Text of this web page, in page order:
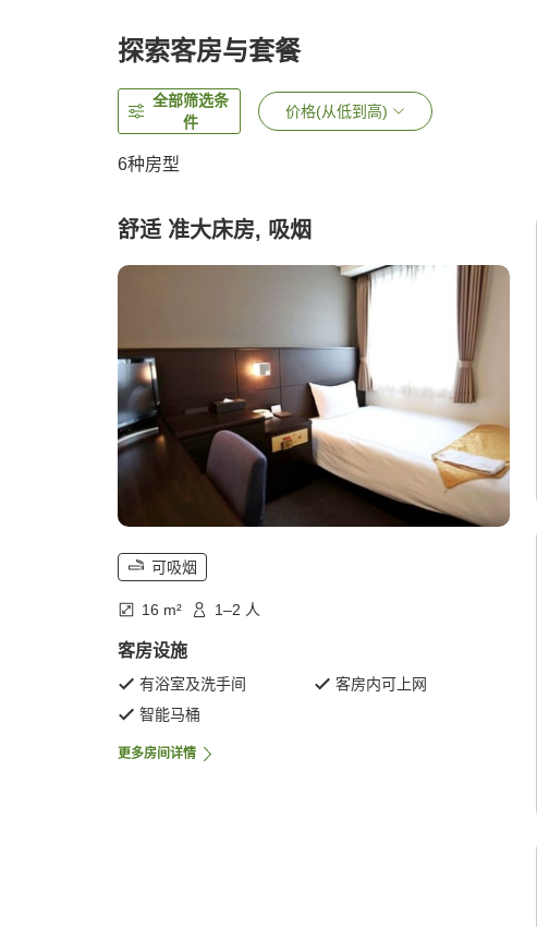
探索客房与套餐
全部筛选条
件
价格(从低到高)
6种房型
舒适 准大床房, 吸烟
可吸烟
16 m² 1–2 人
客房设施
有浴室及洗手间
客房内可上网
智能马桶
更多房间详情